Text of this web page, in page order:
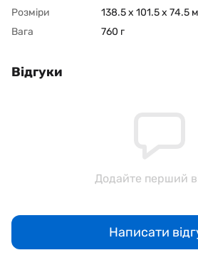
Розміри
138.5 x 101.5 x 74.5
Вага
760 г
Відгуки
Додайте перший
Написати